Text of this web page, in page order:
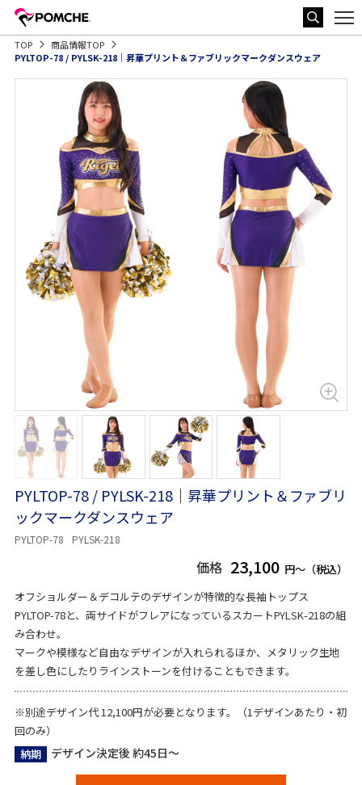
TOP
商品情報TOP
PYLTOP-78 / PYLSK-218｜昇華プリント＆ファブリックマークダンスウェア
PYLTOP-78 / PYLSK-218｜昇華プリント＆ファブリ
ックマークダンスウェア
PYLTOP-78 PYLSK-218
価格 23,100 円～（税込）
オフショルダー＆デコルテのデザインが特徴的な長袖トップス
PYLTOP-78と、両サイドがフレアになっているスカートPYLSK-218の組
み合わせ。
マークや模様など自由なデザインが入れられるほか、メタリック生地
を差し色にしたりラインストーンを付けることもできます。
※別途デザイン代 12,100円が必要となります。（1デザインあたり・初
回のみ）
納期
デザイン決定後 約45日～